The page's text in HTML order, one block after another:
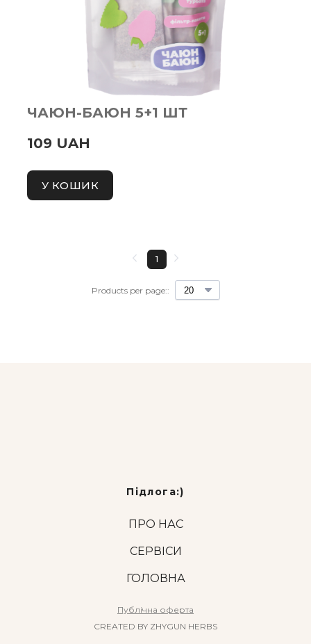
ЧАЮН-БАЮН 5+1 ШТ
109 UAH
У КОШИК
Products per page::
1
Підлога:)
ПРО НАС
СЕРВІСИ
ГОЛОВНА
Публічна оферта
CREATED BY ZHYGUN HERBS